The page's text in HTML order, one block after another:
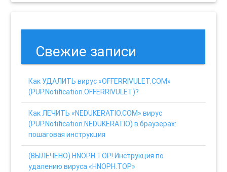
Свежие записи
Как УДАЛИТЬ вирус «OFFERRIVULET.COM»
(PUP.Notification.OFFERRIVULET)?
Как ЛЕЧИТЬ «NEDUKERATIO.COM» вирус
(PUP.Notification.NEDUKERATIO) в браузерах:
пошаговая инструкция
(ВЫЛЕЧЕНО) HNOPH.TOP! Инструкция по
удалению вируса «HNOPH.TOP»